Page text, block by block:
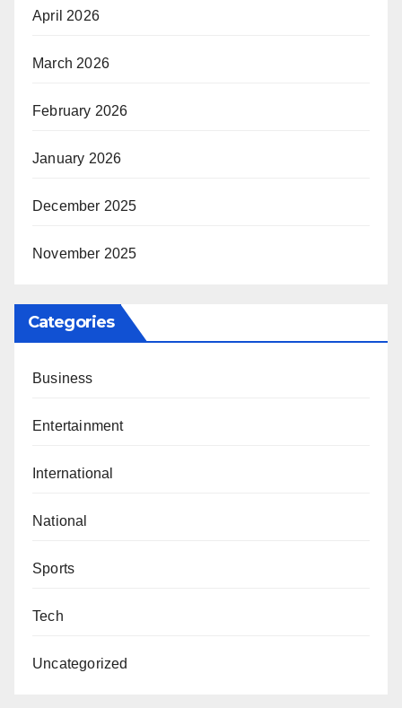
April 2026
March 2026
February 2026
January 2026
December 2025
November 2025
Categories
Business
Entertainment
International
National
Sports
Tech
Uncategorized